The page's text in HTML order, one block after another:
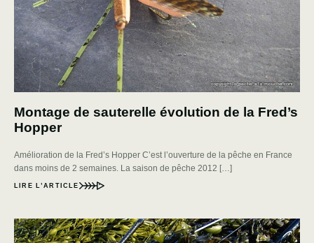
Montage de sauterelle évolution de la Fred’s
Hopper
Amélioration de la Fred’s Hopper C’est l’ouverture de la pêche en France
dans moins de 2 semaines. La saison de pêche 2012 […]
LIRE L’ARTICLE